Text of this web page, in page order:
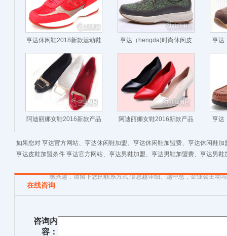
亨达休闲鞋2018新款运动鞋 亨达（hengda)时尚休闲皮
鞋2016秋季新款
亨达
阿迪丽娜女鞋2016新款产品 阿迪丽娜女鞋2016新款产品 亨达
如果您对 亨达官方网站、亨达休闲鞋加盟、亨达休闲鞋加盟费、亨达休闲鞋
亨达皮鞋加盟条件 亨达官方网站、亨达男鞋加盟、亨达男鞋加盟费、亨达男
感兴趣，请留下您的联系方式,信息越详细、越中恳，企业会主动
在线咨询
咨询内
容：